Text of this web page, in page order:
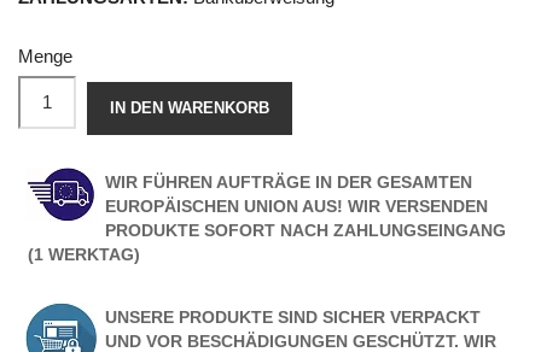
Menge
IN DEN WARENKORB
WIR FÜHREN AUFTRÄGE IN DER GESAMTEN
EUROPÄISCHEN UNION AUS! WIR VERSENDEN
PRODUKTE SOFORT NACH ZAHLUNGSEINGANG
(1 WERKTAG)
UNSERE PRODUKTE SIND SICHER VERPACKT
UND VOR BESCHÄDIGUNGEN GESCHÜTZT. WIR